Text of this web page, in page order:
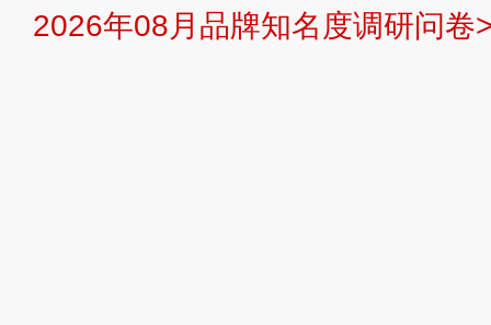
2026年08月品牌知名度调研问卷